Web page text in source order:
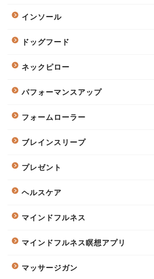
インソール
ドッグフード
ネックピロー
パフォーマンスアップ
フォームローラー
ブレインスリープ
プレゼント
ヘルスケア
マインドフルネス
マインドフルネス瞑想アプリ
マッサージガン